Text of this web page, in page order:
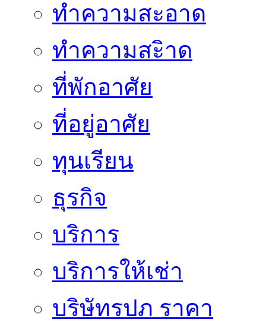
ทำความสะอาด
ทำความสะิาด
ที่พักอาศัย
ที่อยู่อาศัย
ทุนเรียน
ธุรกิจ
บริการ
บริการให้เช่า
บริษัทรปภ ราคา